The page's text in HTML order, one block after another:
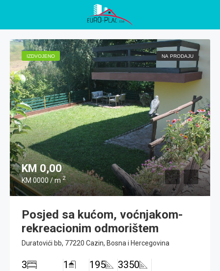
IZDVOJENO NA PRODAJU
KM 0,00
KM 0000 / m2
Posjed sa kućom, voćnjakom-
rekreacionim odmorištem
Duratovići bb, 77220 Cazin, Bosna i Hercegovina
3 1 195 3350